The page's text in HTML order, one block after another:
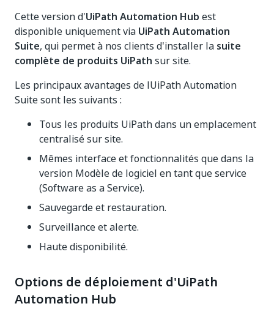
Cette version d'UiPath Automation Hub est
disponible uniquement via UiPath Automation
Suite, qui permet à nos clients d'installer la suite
complète de produits UiPath sur site.
Les principaux avantages de lUiPath Automation
Suite sont les suivants :
Tous les produits UiPath dans un emplacement
centralisé sur site.​
Mêmes interface et fonctionnalités que dans la
version Modèle de logiciel en tant que service
(Software as a Service).​
Sauvegarde et restauration.
Surveillance et alerte.​
Haute disponibilité.
Options de déploiement d'UiPath
Automation Hub